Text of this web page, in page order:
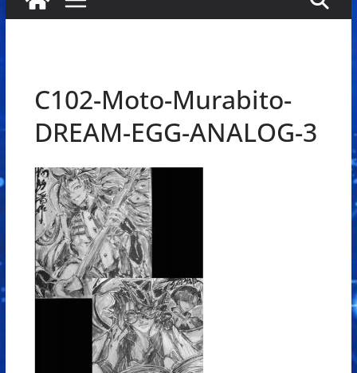
C102-Moto-Murabito-
DREAM-EGG-ANALOG-3